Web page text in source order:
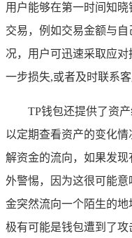
用户能够在第一时间知
交易，例如交易金额与
况，用户可迅速采取应
一步损失,或者及时联系客
TP钱包还提供了资
以定期查看资产的变化
解资金的流向，如果发
外警惕，因为这很可能
金突然流向一个陌生的
极有可能是钱包遭到了攻